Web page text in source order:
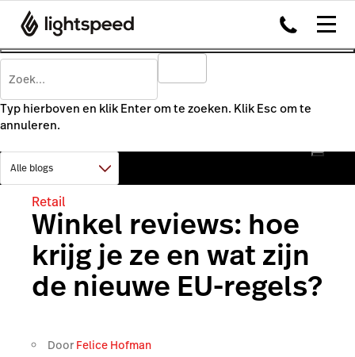
Typ hierboven en klik Enter om te zoeken. Klik Esc om te
annuleren.
Retail
Winkel reviews: hoe
krijg je ze en wat zijn
de nieuwe EU-regels?
Door Felice Hofman